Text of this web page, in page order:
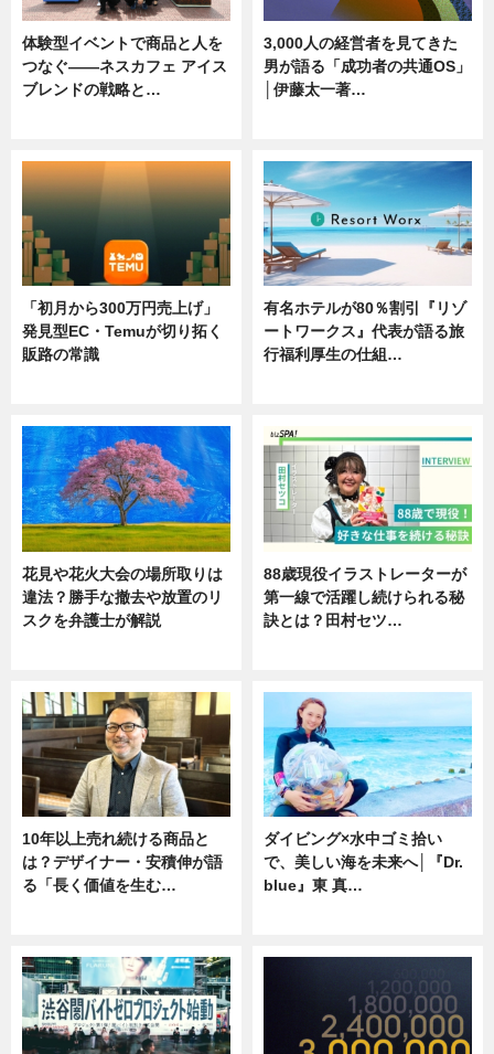
体験型イベントで商品と人を
つなぐ――ネスカフェ アイス
ブレンドの戦略と…
3,000人の経営者を見てきた
男が語る「成功者の共通OS」
│伊藤太一著…
「初月から300万円売上げ」
発見型EC・Temuが切り拓く
販路の常識
有名ホテルが80％割引『リゾ
ートワークス』代表が語る旅
行福利厚生の仕組…
花見や花火大会の場所取りは
違法？勝手な撤去や放置のリ
スクを弁護士が解説
88歳現役イラストレーターが
第一線で活躍し続けられる秘
訣とは？田村セツ…
10年以上売れ続ける商品と
は？デザイナー・安積伸が語
る「長く価値を生む…
ダイビング×水中ゴミ拾い
で、美しい海を未来へ│『Dr.
blue』東 真…